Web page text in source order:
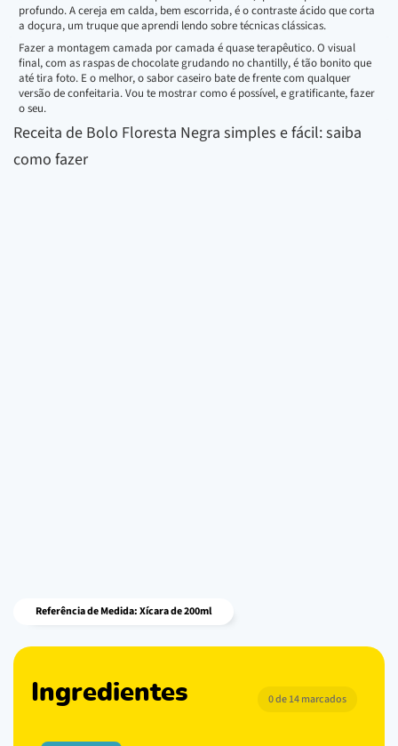
profundo. A cereja em calda, bem escorrida, é o contraste ácido que corta
a doçura, um truque que aprendi lendo sobre técnicas clássicas.
Fazer a montagem camada por camada é quase terapêutico. O visual
final, com as raspas de chocolate grudando no chantilly, é tão bonito que
até tira foto. E o melhor, o sabor caseiro bate de frente com qualquer
versão de confeitaria. Vou te mostrar como é possível, e gratificante, fazer
o seu.
Receita de Bolo Floresta Negra simples e fácil: saiba
como fazer
Referência de Medida: Xícara de 200ml
Ingredientes 0 de 14 marcados